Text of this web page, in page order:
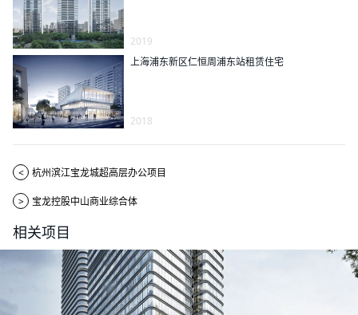
2019
上海浦东新区仁恒周浦东站租赁住宅
2018
< 杭州滨江宝龙城超高层办公项目
> 宝龙控股中山商业综合体
相关项目